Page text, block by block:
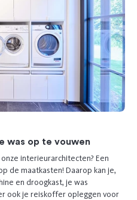
was op te vouwen
onze interieurarchitecten? Een
de maatkasten! Daarop kan je,
en droogkast, je was
ook je reiskoffer opleggen voor